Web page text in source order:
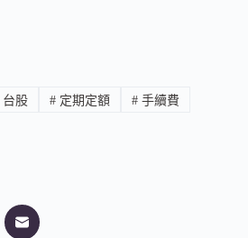
台股 # 定期定額 # 手續費